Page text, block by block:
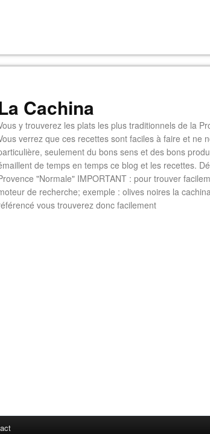
Cachina
y trouverez les plats les plus traditionnels de la
verrez que ces recettes sont faciles à faire et ne
seulement du bons sens et des bons
de temps en temps ce blog et les recettes.
"Normale" IMPORTANT : pour trouver
de recherche; exemple : olives noires la
vous trouverez donc facilement